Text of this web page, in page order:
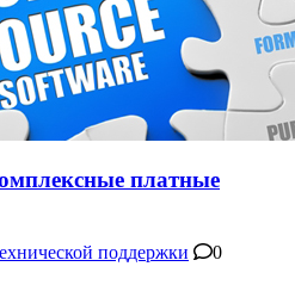
платные
поддержки
0